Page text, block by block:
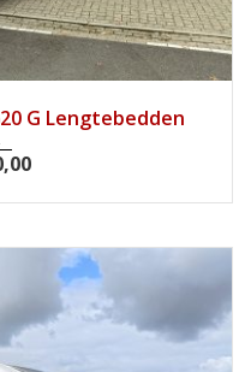
G Lengtebedden